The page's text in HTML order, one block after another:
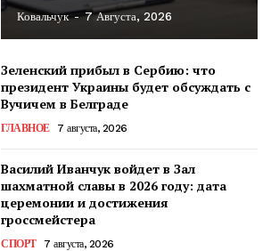
Ковальчук - 7 Августа, 2026
Зеленский прибыл в Сербию: что
президент Украины будет обсуждать с
Вучичем в Белграде
ГЛАВНОЕ 7 августа, 2026
Василий Иванчук войдет в Зал
шахматной славы в 2026 году: дата
церемонии и достижения
гроссмейстера
СПОРТ 7 августа, 2026